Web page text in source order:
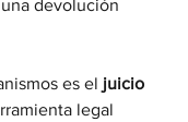
devolución
es el juicio
legal